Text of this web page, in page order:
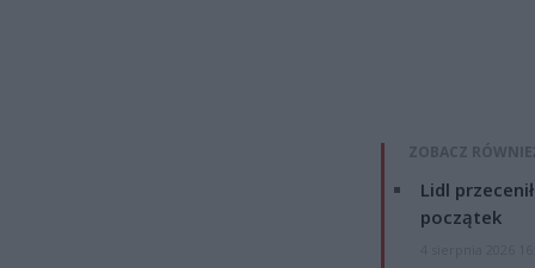
ZOBACZ
Lidl
początek